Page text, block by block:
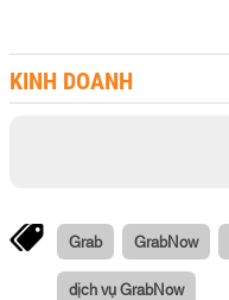
KINH DOANH
Grab GrabNow
dịch vụ GrabNow